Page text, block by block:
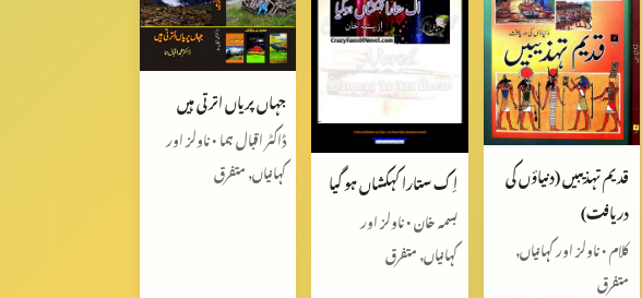
قدیم تہذیبیں (دنیاؤں کی
دریافت)
کلام • ناولز اور کہانیاں,
متفرق
اِ ک ستارا کہکشاں ہو گیا
بسمہ خان • ناولز اور
کہانیاں, متفرق
جہاں پریاں اترتی ہیں
ڈاکٹر اقبال ہما • ناولز اور
کہانیاں, متفرق